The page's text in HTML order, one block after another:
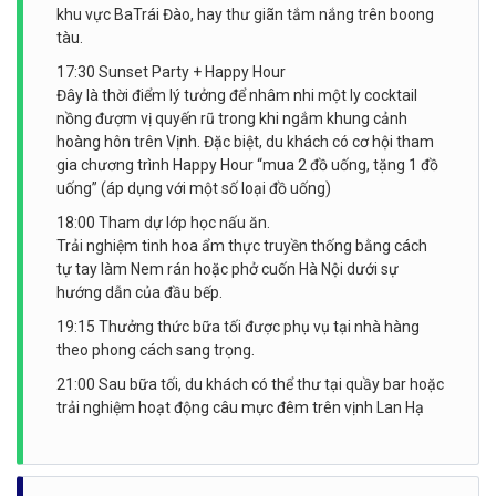
khu vực BaTrái Đào, hay thư giãn tắm nắng trên boong
tàu.
17:30 Sunset Party + Happy Hour
Đây là thời điểm lý tưởng để nhâm nhi một ly cocktail
nồng đượm vị quyến rũ trong khi ngắm khung cảnh
hoàng hôn trên Vịnh. Đặc biệt, du khách có cơ hội tham
gia chương trình Happy Hour “mua 2 đồ uống, tặng 1 đồ
uống” (áp dụng với một số loại đồ uống)
18:00 Tham dự lớp học nấu ăn.
Trải nghiệm tinh hoa ẩm thực truyền thống bằng cách
tự tay làm Nem rán hoặc phở cuốn Hà Nội dưới sự
hướng dẫn của đầu bếp.
19:15 Thưởng thức bữa tối được phụ vụ tại nhà hàng
theo phong cách sang trọng.
21:00 Sau bữa tối, du khách có thể thư tại quầy bar hoặc
trải nghiệm hoạt động câu mực đêm trên vịnh Lan Hạ